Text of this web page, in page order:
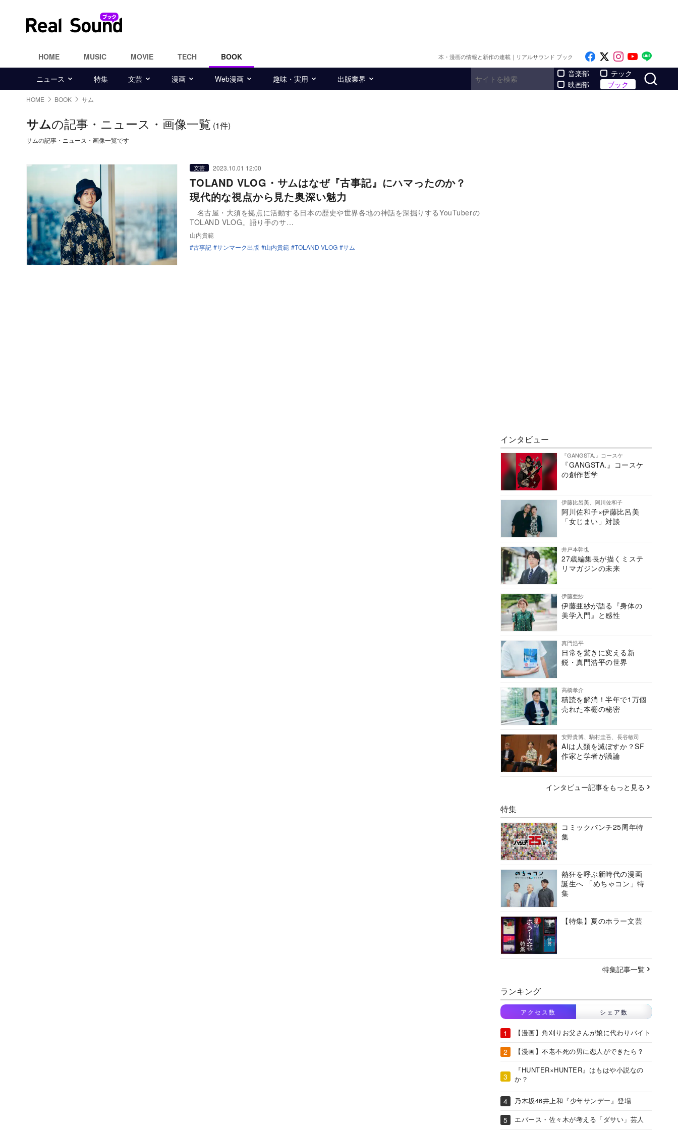
HOME MUSIC MOVIE TECH BOOK 本・漫画の情報と新作の連載｜リアルサウンド ブック Like on Facebook
Follow on x
Follow on
Follow
ニュース 特集 文芸 漫画 Web漫画 趣味・実用 出版業界
音楽部
映画部
テック
ブック
HOME BOOK サム
サムの記事・ニュース・画像一覧 (1件)
サムの記事・ニュース・画像一覧です
文芸 2023.10.01 12:00
TOLAND VLOG・サムはなぜ『古事記』にハマったのか？
現代的な視点から見た奥深い魅力
名古屋・大須を拠点に活動する日本の歴史や世界各地の神話を深掘りするYouTuberの
TOLAND VLOG。語り手のサ…
山内貴範
古事記
サンマーク出版 山内貴範 TOLAND VLOG サム
インタビュー
『GANGSTA.』コースケ
『GANGSTA.』コースケ
の創作哲学
伊藤比呂美、阿川佐和子
阿川佐和子×伊藤比呂美
「女じまい」対談
井戸本幹也
27歳編集長が描くミステ
リマガジンの未来
伊藤亜紗
伊藤亜紗が語る『身体の
美学入門』と感性
真門浩平
日常を驚きに変える新
鋭・真門浩平の世界
高橋孝介
積読を解消！半年で1万個
売れた本棚の秘密
安野貴博、駒村圭吾、長谷敏司
AIは人類を滅ぼすか？SF
作家と学者が議論
インタビュー記事をもっと見る
特集
コミックバンチ25周年特
集
熱狂を呼ぶ新時代の漫画
誕生へ 「めちゃコン」特
集
【特集】夏のホラー文芸
特集記事一覧
ランキング
アクセス数 シェア数
【漫画】角刈りお父さんが娘に代わりバイト
【漫画】不老不死の男に恋人ができたら？
『HUNTER×HUNTER』はもはや小説なの
か？
乃木坂46井上和『少年サンデー』登場
エバース・佐々木が考える「ダサい」芸人